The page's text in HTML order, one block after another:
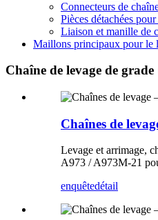
Connecteurs de
Pièces détachées
Liaison et manille de
Maillons principaux pour le
Chaîne de levage de
Chaînes de
Levage et arrimage,
A973 / A973M-21
enquêtedétail